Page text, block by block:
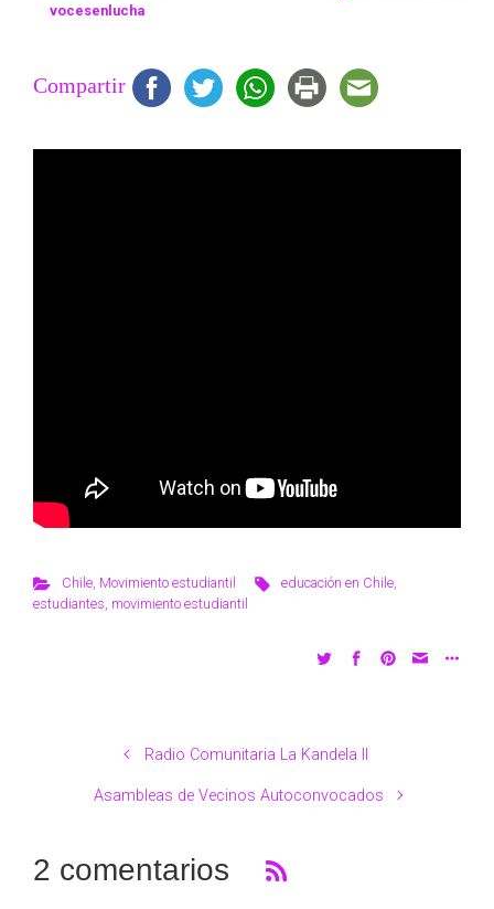
vocesenlucha
Compartir
Chile, Movimiento estudiantil educación en Chile,
estudiantes, movimiento estudiantil
Radio Comunitaria La Kandela II
Asambleas de Vecinos Autoconvocados
2 comentarios